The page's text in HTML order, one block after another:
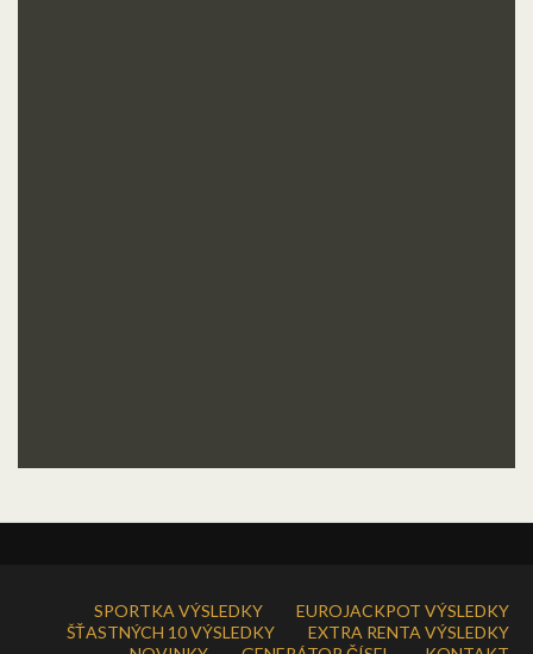
SPORTKA VÝSLEDKY
EUROJACKPOT VÝSLEDKY
ŠŤASTNÝCH 10 VÝSLEDKY
EXTRA RENTA VÝSLEDKY